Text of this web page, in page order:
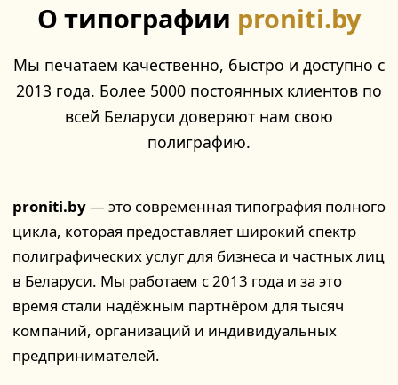
О типографии proniti.by
Мы печатаем качественно, быстро и доступно с
2013 года. Более 5000 постоянных клиентов по
всей Беларуси доверяют нам свою
полиграфию.
proniti.by— это современная типография полного
цикла, которая предоставляет широкий спектр
полиграфических услуг для бизнеса и частных лиц
в Беларуси. Мы работаем с 2013 года и за это
время стали надёжным партнёром для тысяч
компаний, организаций и индивидуальных
предпринимателей.